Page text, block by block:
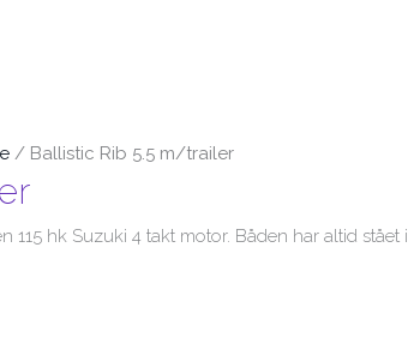
/ Ballistic Rib 5.5 m/trailer
115 hk Suzuki 4 takt motor. Båden har altid